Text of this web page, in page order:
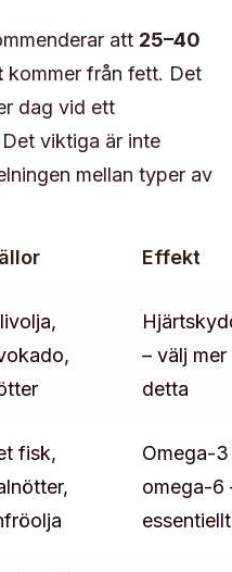
att 25–40
kommer från fett. Det
dag vid ett
viktiga är inte
mellan typer av
Effekt
– välj mer
detta
fisk,
Omega-
omega-6
essentiellt